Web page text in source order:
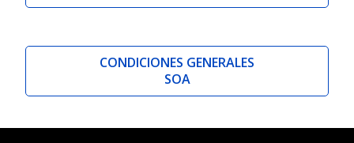
CONDICIONES GENERALES
SOA